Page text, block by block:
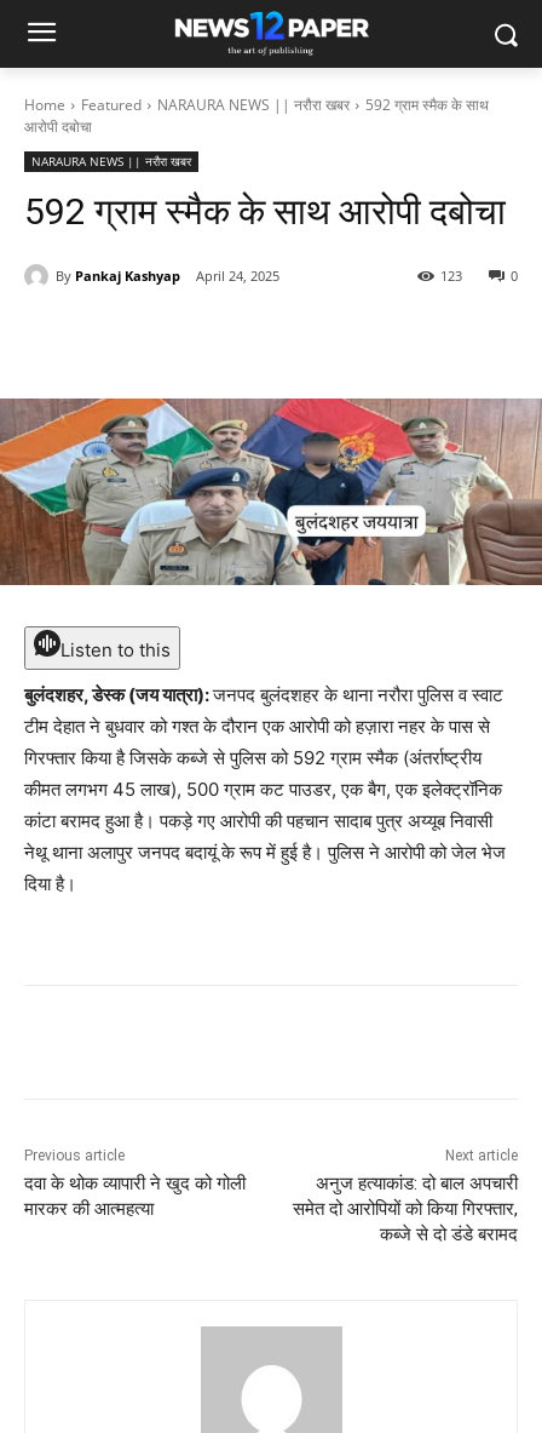
Home Featured NARAURA NEWS || नरौरा खबर
592 ग्राम स्मैक के साथ
आरोपी दबोचा
NARAURA NEWS || नरौरा खबर
592 ग्राम स्मैक के साथ आरोपी दबोचा
By Pankaj Kashyap April 24, 2025 0
123
Listen to this
बुलंदशहर, डेस्क (जय यात्रा):जनपद बुलंदशहर के थाना नरौरा पुलिस व स्वाट
टीम देहात ने बुधवार को गश्त के दौरान एक आरोपी को हज़ारा नहर के पास से
गिरफ्तार किया है जिसके कब्जे से पुलिस को 592 ग्राम स्मैक (अंतर्राष्ट्रीय
कीमत लगभग 45 लाख), 500 ग्राम कट पाउडर, एक बैग, एक इलेक्ट्रॉनिक
कांटा बरामद हुआ है। पकड़े गए आरोपी की पहचान सादाब पुत्र अय्यूब निवासी
नेथू थाना अलापुर जनपद बदायूं के रूप में हुई है। पुलिस ने आरोपी को जेल भेज
दिया है।
Previous article
दवा के थोक व्यापारी ने खुद को गोली
मारकर की आत्महत्या
Next article
अनुज हत्याकांड: दो बाल अपचारी
समेत दो आरोपियों को किया गिरफ्तार,
कब्जे से दो डंडे बरामद